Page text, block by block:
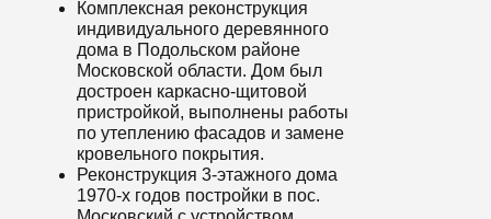
Комплексная реконструкция
индивидуального деревянного
дома в Подольском районе
Московской области. Дом был
достроен каркасно-щитовой
пристройкой, выполнены работы
по утеплению фасадов и замене
кровельного покрытия.
Реконструкция 3-этажного дома
1970-х годов постройки в пос.